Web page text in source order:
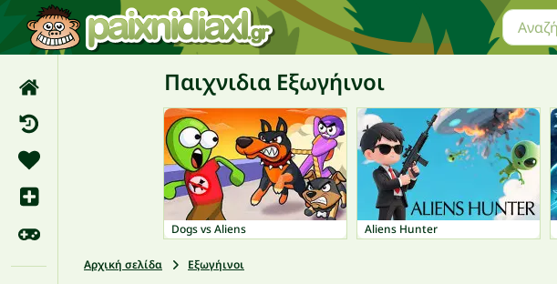
Παιχνιδια Εξωγήινοι
Dogs vs Aliens Aliens Hunter
Αρχική σελίδα Εξωγήινοι